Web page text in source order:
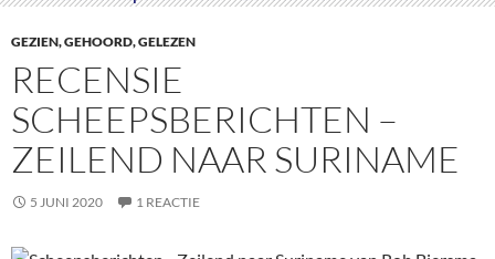
GEZIEN, GEHOORD, GELEZEN
RECENSIE
SCHEEPSBERICHTEN –
ZEILEND NAAR SURINAME
5 JUNI 2020 1 REACTIE